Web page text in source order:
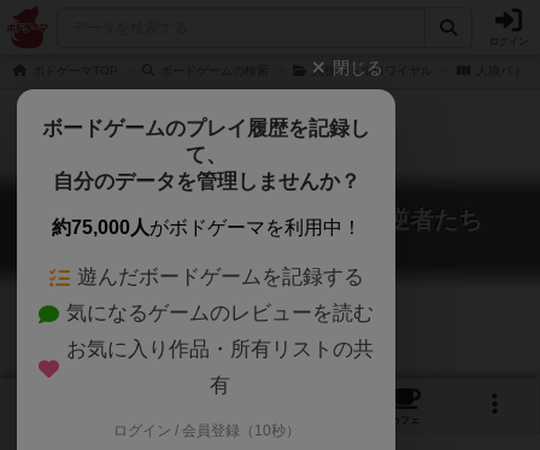
人狼バトルロワイヤル
人狼バトルロワイヤル 拡張 反逆者たち
Jinro Battle Royal: Expantion
カフェ
閉じる
ボードゲームのプレイ履歴を記録し
て、
自分のデータを管理しませんか？
約75,000人がボドゲーマを利用中！
遊んだボードゲームを記録する
気になるゲームのレビューを読む
お気に入り作品・所有リストの共
有
ログイン / 会員登録（10秒）